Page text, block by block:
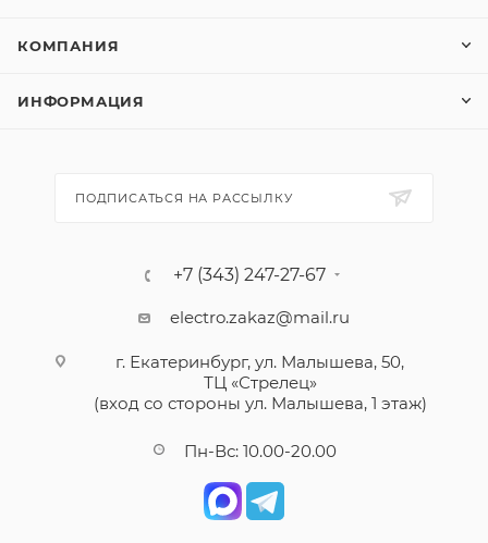
КОМПАНИЯ
ИНФОРМАЦИЯ
ПОДПИСАТЬСЯ НА РАССЫЛКУ
+7 (343) 247-27-67
electro.zakaz@mail.ru
г. Екатеринбург, ул. Малышева, 50,
ТЦ «Стрелец»
(вход со стороны ул. Малышева, 1 этаж)
Пн-Вс: 10.00-20.00